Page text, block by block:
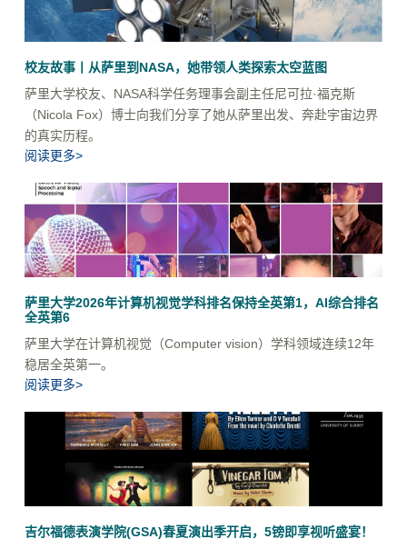
校友故事丨从萨里到NASA，她带领人类探索太空蓝图
萨里大学校友、NASA科学任务理事会副主任尼可拉·福克斯
（Nicola Fox）博士向我们分享了她从萨里出发、奔赴宇宙边界
的真实历程。
阅读更多>
萨里大学2026年计算机视觉学科排名保持全英第1，AI综合排名
全英第6
萨里大学在计算机视觉（Computer vision）学科领域连续12年
稳居全英第一。
阅读更多>
吉尔福德表演学院(GSA)春夏演出季开启，5镑即享视听盛宴！